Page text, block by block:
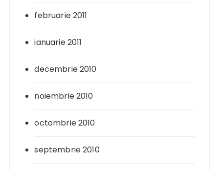
februarie 2011
ianuarie 2011
decembrie 2010
noiembrie 2010
octombrie 2010
septembrie 2010